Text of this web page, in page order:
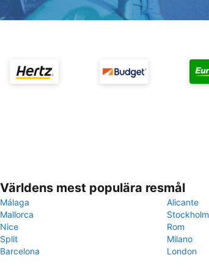
Världens mest populära resmål
Málaga
Alicante
Mallorca
Stockholm
Nice
Rom
Split
Milano
Barcelona
London